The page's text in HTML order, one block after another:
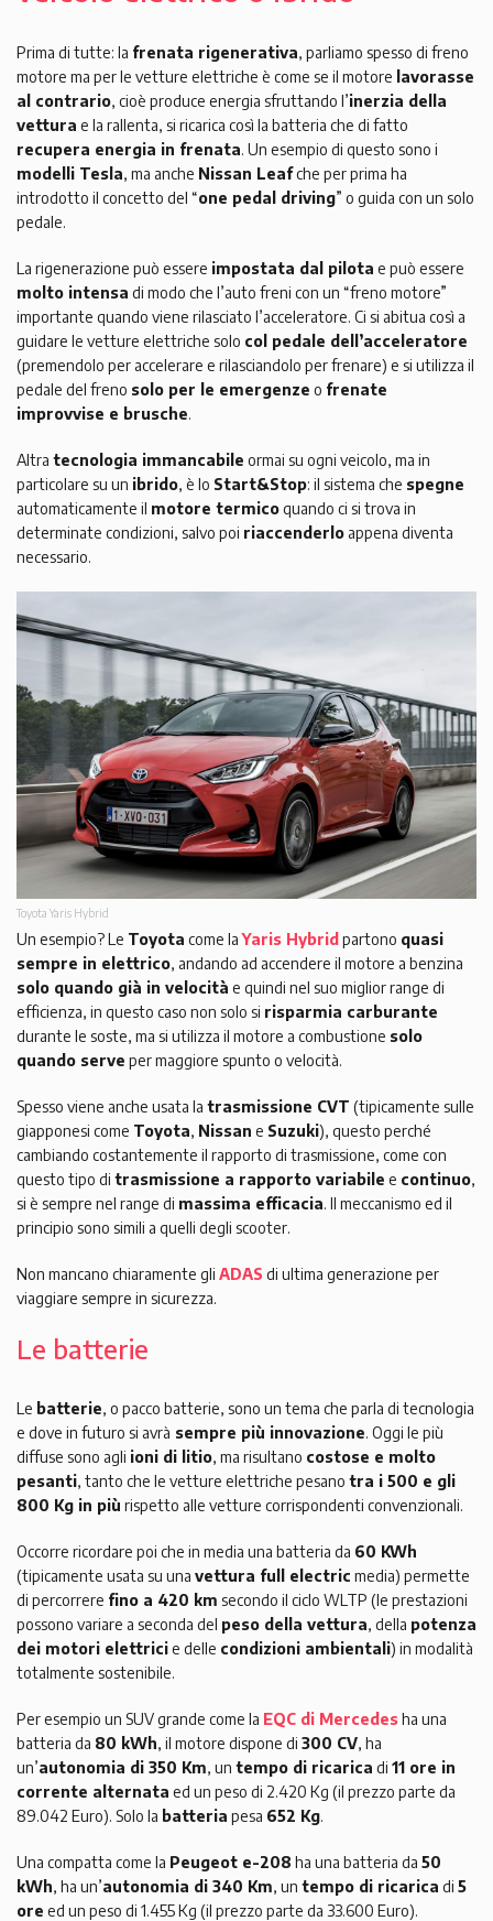
Prima di tutte: la frenata rigenerativa, parliamo spesso di freno
motore ma per le vetture elettriche è come se il motore lavorasse
al contrario, cioè produce energia sfruttando l’inerzia della
vettura e la rallenta, si ricarica così la batteria che di fatto
recupera energia in frenata. Un esempio di questo sono i
modelli Tesla, ma anche Nissan Leafche per prima ha
introdotto il concetto del “one pedal driving” o guida con un solo
pedale.
La rigenerazione può essere impostata dal pilota e può essere
molto intensa di modo che l’auto freni con un “freno motore”
importante quando viene rilasciato l’acceleratore. Ci si abitua così a
guidare le vetture elettriche solo col pedale dell’acceleratore
(premendolo per accelerare e rilasciandolo per frenare) e si utilizza il
pedale del freno solo per le emergenze o frenate
improvvise e brusche.
Altra tecnologia immancabile ormai su ogni veicolo, ma in
particolare su un ibrido, è lo Start&Stop: il sistema che spegne
automaticamente il motore termicoquando ci si trova in
determinate condizioni, salvo poi riaccenderlo appena diventa
necessario.
Toyota Yaris Hybrid
Un esempio? Le Toyota come laYaris Hybrid partono quasi
sempre in elettrico, andando ad accendere il motore a benzina
solo quando già in velocità e quindi nel suo miglior range di
efficienza, in questo caso non solo si risparmia carburante
durante le soste, ma si utilizza il motore a combustione solo
quando serve per maggiore spunto o velocità.
Spesso viene anche usata la trasmissione CVT (tipicamente sulle
giapponesi come Toyota, Nissan e Suzuki), questo perché
cambiando costantemente il rapporto di trasmissione, come con
questo tipo di trasmissione a rapporto variabile e continuo,
si è sempre nel range di massima efficacia. Il meccanismo ed il
principio sono simili a quelli degli scooter.
Non mancano chiaramente gli ADAS di ultima generazione per
viaggiare sempre in sicurezza.
Le batterie
Le batterie, o pacco batterie, sono un tema che parla di tecnologia
e dove in futuro si avrà sempre più innovazione. Oggi le più
diffuse sono agli ioni di litio, ma risultano costose e molto
pesanti, tanto che le vetture elettriche pesano tra i 500 e gli
800 Kg in più rispetto alle vetture corrispondenti convenzionali.
Occorre ricordare poi che in media una batteria da 60 KWh
(tipicamente usata su una vettura full electric media) permette
di percorrere fino a 420 km secondo il ciclo WLTP (le prestazioni
possono variare a seconda del peso della vettura, della potenza
dei motori elettricie delle condizioni ambientali) in modalità
totalmente sostenibile.
Per esempio un SUV grande come la EQC di Mercedesha una
batteria da 80 kWh, il motore dispone di 300 CV, ha
un’autonomia di 350 Km, un tempo di ricarica di 11 ore in
corrente alternata ed un peso di 2.420 Kg (il prezzo parte da
89.042 Euro). Solo la batteria pesa 652 Kg.
Una compatta come la Peugeot e-208 ha una batteria da 50
kWh, ha un’autonomia di 340 Km, un tempo di ricarica di 5
ore ed un peso di 1.455 Kg (il prezzo parte da 33.600 Euro).